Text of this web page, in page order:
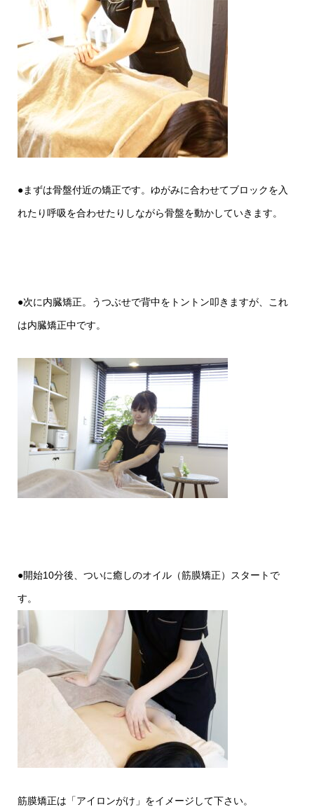
●まずは骨盤付近の矯正です。ゆがみに合わせてブロックを入
れたり呼吸を合わせたりしながら骨盤を動かしていきます。
●次に内臓矯正。うつぶせで背中をトントン叩きますが、これ
は内臓矯正中です。
●開始10分後、ついに癒しのオイル（筋膜矯正）スタートで
す。
筋膜矯正は「アイロンがけ」をイメージして下さい。